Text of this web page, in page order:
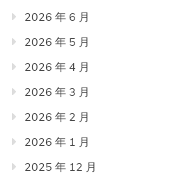
2026 年 6 月
2026 年 5 月
2026 年 4 月
2026 年 3 月
2026 年 2 月
2026 年 1 月
2025 年 12 月